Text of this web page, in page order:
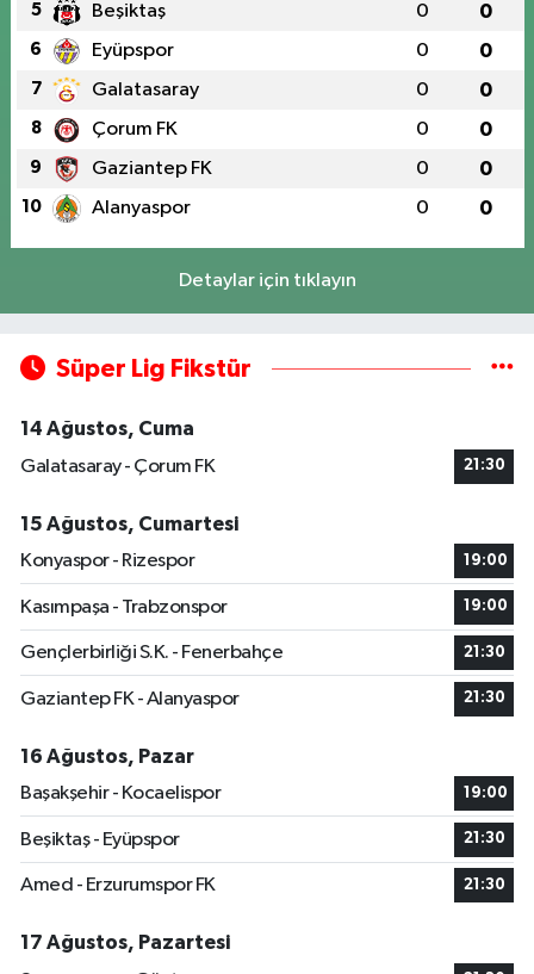
5 Beşiktaş 0 0
6 Eyüpspor 0 0
7 Galatasaray 0 0
8 Çorum FK 0 0
9 Gaziantep FK 0 0
10 Alanyaspor 0 0
Detaylar için tıklayın
Süper Lig Fikstür
14 Ağustos, Cuma
Galatasaray - Çorum FK
21:30
15 Ağustos, Cumartesi
Konyaspor - Rizespor
19:00
Kasımpaşa - Trabzonspor 19:00
Gençlerbirliği S.K. - Fenerbahçe 21:30
Gaziantep FK - Alanyaspor 21:30
16 Ağustos, Pazar
Başakşehir - Kocaelispor
19:00
Beşiktaş - Eyüpspor 21:30
Amed - Erzurumspor FK 21:30
17 Ağustos, Pazartesi